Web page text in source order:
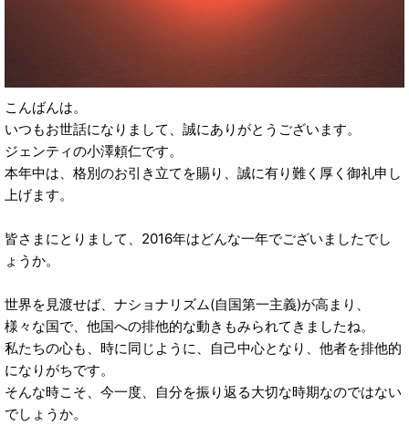
こんばんは。
いつもお世話になりまして、誠にありがとうございます。
ジェンティの小澤頼仁です。
本年中は、格別のお引き立てを賜り、誠に有り難く厚く御礼申し
上げます。
皆さまにとりまして、2016年はどんな一年でございましたでし
ょうか。
世界を見渡せば、ナショナリズム(自国第一主義)が高まり、
様々な国で、他国への排他的な動きもみられてきましたね。
私たちの心も、時に同じように、自己中心となり、他者を排他的
になりがちです。
そんな時こそ、今一度、自分を振り返る大切な時期なのではない
でしょうか。